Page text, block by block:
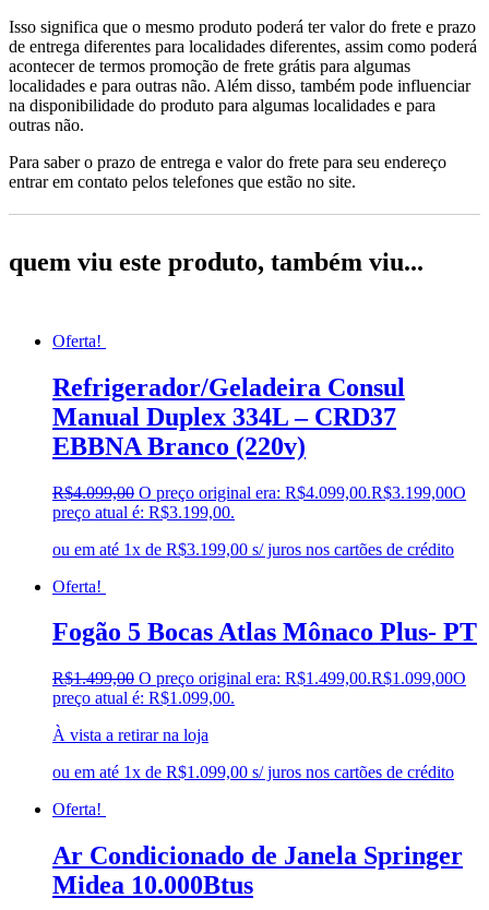
Isso significa que o mesmo produto poderá ter valor do frete e prazo
de entrega diferentes para localidades diferentes, assim como poderá
acontecer de termos promoção de frete grátis para algumas
localidades e para outras não. Além disso, também pode influenciar
na disponibilidade do produto para algumas localidades e para
outras não.
Para saber o prazo de entrega e valor do frete para seu endereço
entrar em contato pelos telefones que estão no site.
quem viu este produto, também viu...
Oferta!
Refrigerador/Geladeira Consul
Manual Duplex 334L – CRD37
EBBNA Branco (220v)
R$4.099,00 O preço original era: R$4.099,00.R$3.199,00O
preço atual é: R$3.199,00.
ou em até 1x de R$3.199,00 s/ juros nos cartões de crédito
Oferta!
Fogão 5 Bocas Atlas Mônaco Plus- PT
R$1.499,00 O preço original era: R$1.499,00.R$1.099,00O
preço atual é: R$1.099,00.
À vista a retirar na loja
ou em até 1x de R$1.099,00 s/ juros nos cartões de crédito
Oferta!
Ar Condicionado de Janela Springer
Midea 10.000Btus